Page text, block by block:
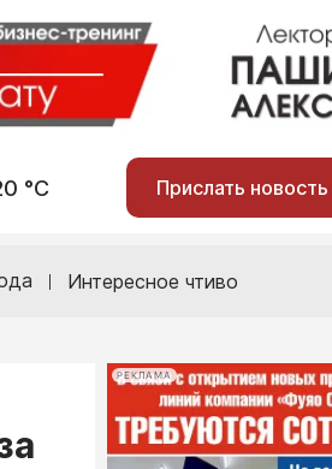
°С Прислать новость
Интересное чтиво
РЕКЛАМА